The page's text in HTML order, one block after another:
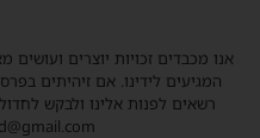
אנו מכבדים זכויות יוצרים ועושים
המגיעים לידינו. אם זיהיתים
רשאים לפנות אלינו ולבקש לחדול